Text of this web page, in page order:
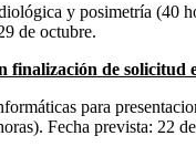
y posimetría (40
de octubre.
finalización de solicitud
para
Fecha prevista: 22